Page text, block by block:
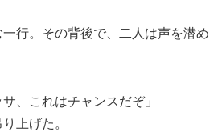
行。その背後で、二人は声を潜め
、これはチャンスだぞ」
上げた。